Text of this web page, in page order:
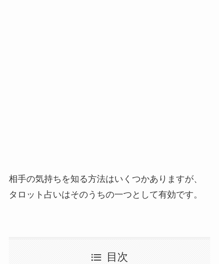
相手の気持ちを知る方法はいくつかありますが、
タロット占いはそのうちの一つとして有効です。
目次